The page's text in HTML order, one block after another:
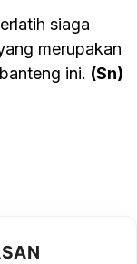
siaga
merupakan
ini. (Sn)